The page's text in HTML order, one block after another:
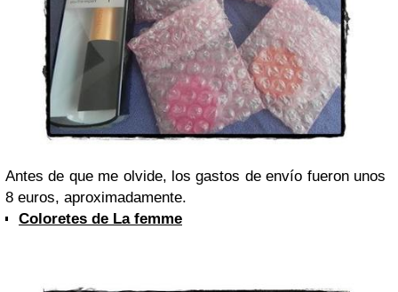
Antes de que me olvide, los gastos de envío fueron unos
8 euros, aproximadamente.
Coloretes de La femme